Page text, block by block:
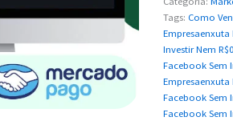
Tags: Como
Investir Nem
Facebook Sem
Facebook Sem
Facebook Sem